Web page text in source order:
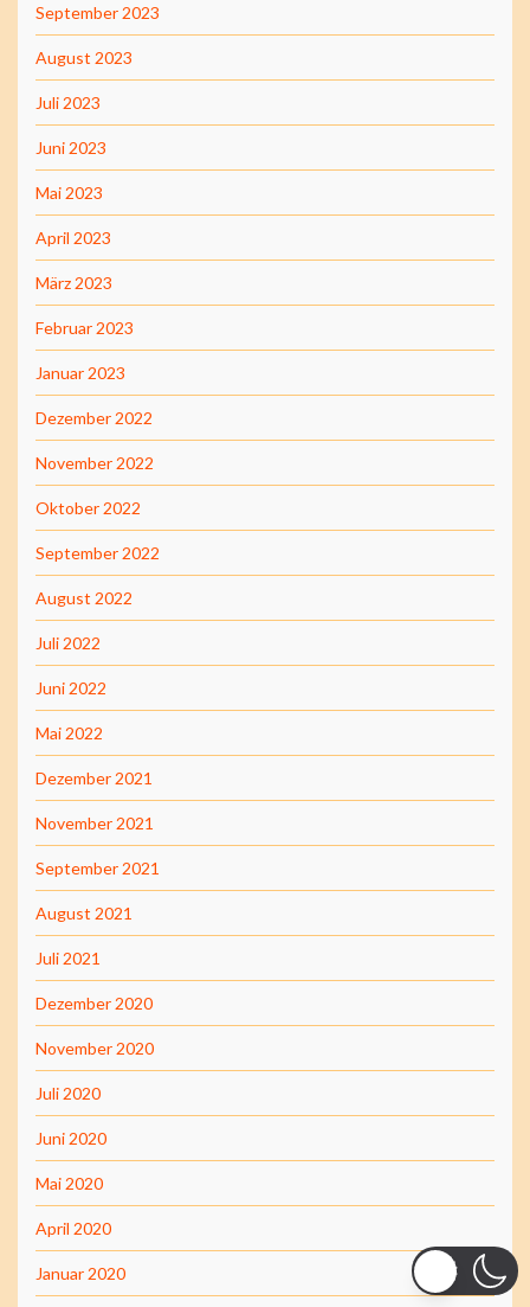
September 2023
August 2023
Juli 2023
Juni 2023
Mai 2023
April 2023
März 2023
Februar 2023
Januar 2023
Dezember 2022
November 2022
Oktober 2022
September 2022
August 2022
Juli 2022
Juni 2022
Mai 2022
Dezember 2021
November 2021
September 2021
August 2021
Juli 2021
Dezember 2020
November 2020
Juli 2020
Juni 2020
Mai 2020
April 2020
Januar 2020